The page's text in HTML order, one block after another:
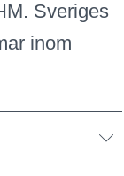
Sveriges
inom